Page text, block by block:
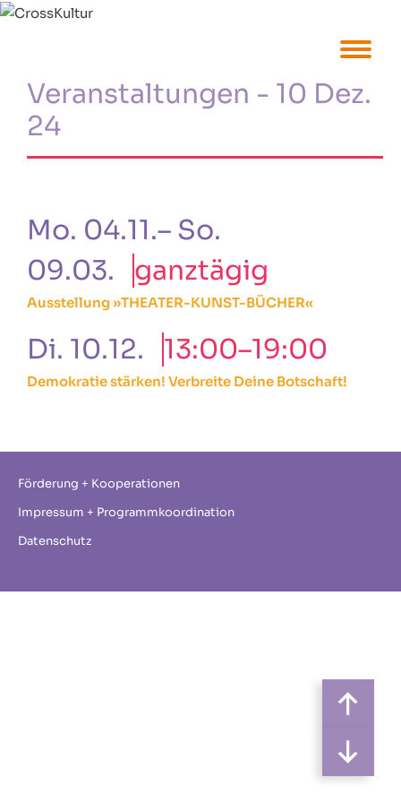
Veranstaltungen - 10 Dez.
24
Mo. 04.11.– So.
09.03.
ganztägig
Ausstellung »THEATER-KUNST-BÜCHER«
Di. 10.12. 13:00–19:00
Demokratie stärken! Verbreite Deine Botschaft!
Förderung + Kooperationen
Impressum + Programmkoordination
Datenschutz